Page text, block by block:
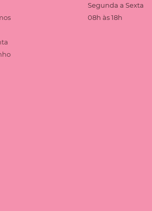
Segunda a Sexta
08h às 18h